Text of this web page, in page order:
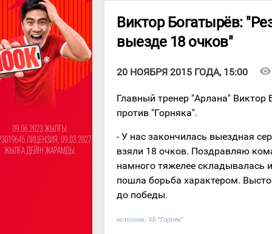
Виктор Богатырёв:
выезде 18 очков"
20 НОЯБРЯ 2015 ГОДА, 15:00 visibility
Главный тренер "Арлана"
против "Горняка".
- У нас закончилась выездная
взяли 18 очков. Поздравляю
намного тяжелее складывалась
пошла борьба характером.
до победы.
источник: ХК "Горняк"